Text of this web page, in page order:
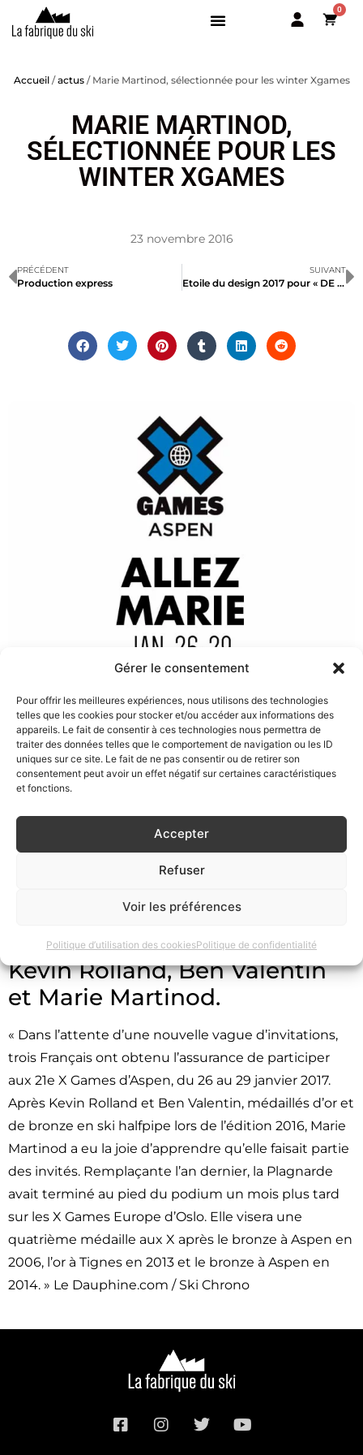
Gérer le consentement
Pour offrir les meilleures expériences, nous utilisons des technologies
telles que les cookies pour stocker et/ou accéder aux informations des
appareils. Le fait de consentir à ces technologies nous permettra de
traiter des données telles que le comportement de navigation ou les ID
uniques sur ce site. Le fait de ne pas consentir ou de retirer son
consentement peut avoir un effet négatif sur certaines caractéristiques
et fonctions.
Accepter
Refuser
Voir les préférences
Politique d’utilisation des cookiesPolitique de confidentialité
ALL MOUNTAIN
FREESKI
RANDO
LA FABRIQUE
0
ALL MOUNTAIN
FREESKI
RANDO
Accueil/actus/ Marie Martinod, sélectionnée pour les winter Xgames
MARIE MARTINOD,
SÉLECTIONNÉE POUR LES
WINTER XGAMES
23 novembre 2016
PRÉCÉDENT
Production express
SUIVANT
Etoile du design 2017 pour « DE BAS EN HAUT »
Marie Martinod
accompagnera Kevin
Rolland et Ben Valentin.
2017, l’équipe de France de ski
halfpipe sera représentée par
Kevin Rolland, Ben Valentin
et Marie Martinod.
« Dans l’attente d’une nouvelle vague d’invitations,
trois Français ont obtenu l’assurance de participer
aux 21e X Games d’Aspen, du 26 au 29 janvier 2017.
Après Kevin Rolland et Ben Valentin, médaillés d’or et
de bronze en ski halfpipe lors de l’édition 2016, Marie
Martinod a eu la joie d’apprendre qu’elle faisait partie
des invités. Remplaçante l’an dernier, la Plagnarde
avait terminé au pied du podium un mois plus tard
sur les X Games Europe d’Oslo. Elle visera une
quatrième médaille aux X après le bronze à Aspen en
2006, l’or à Tignes en 2013 et le bronze à Aspen en
2014. » Le Dauphine.com / Ski Chrono